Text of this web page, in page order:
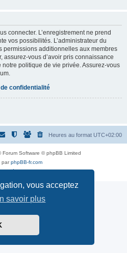
vous acceptez
savoir plus
connecter. L’enregistrement ne prend
vos possibilités. L’administrateur du
permissions additionnelles aux membres
assurez-vous d’avoir pris connaissance
politique de vie privée. Assurez-vous
confidentialité
Heures au format UTC+02:00
Forum Software © phpBB Limited
parphpBB-fr.com
|Conditions